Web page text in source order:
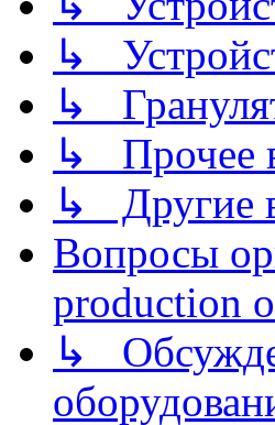
↳
↳
↳ Прочее
↳ Другие
Вопросы
production
↳